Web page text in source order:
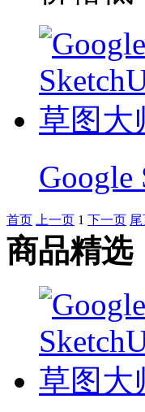
Google
首页 上一页 1 下一页
商品精选